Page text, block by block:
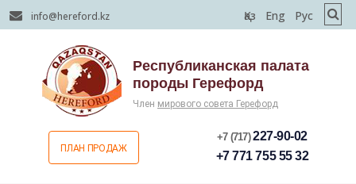
info@hereford.kz Қаз Eng Рус
Республиканская палата
породы Герефорд
Член мирового совета Герефорд
ПЛАН ПРОДАЖ
+7 (717)227-90-02
+7 771 755 55 32